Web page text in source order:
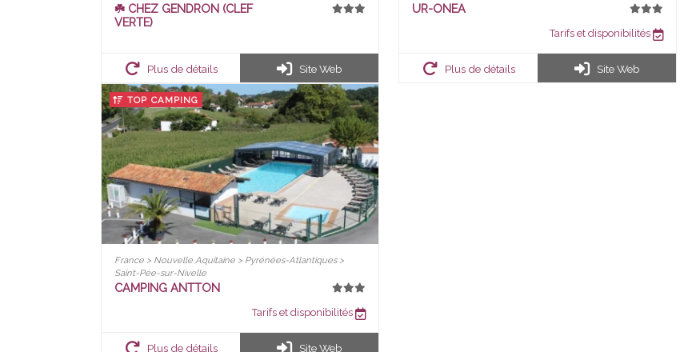
☘️ CHEZ GENDRON (CLEF
VERTE)
Plus de détails Site Web
UR-ONEA
Tarifs et disponibilités
Plus de détails Site Web
TOP CAMPING
France > Nouvelle Aquitaine > Pyrénées-Atlantiques >
Saint-Pée-sur-Nivelle
CAMPING ANTTON
Tarifs et disponibilités
Plus de détails Site Web